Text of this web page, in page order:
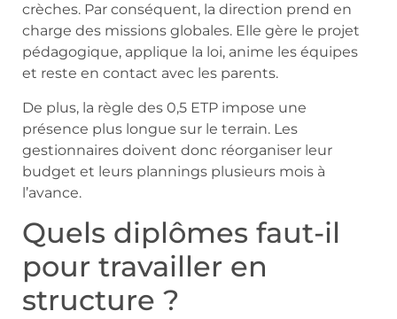
crèches. Par conséquent, la direction prend en
charge des missions globales. Elle gère le projet
pédagogique, applique la loi, anime les équipes
et reste en contact avec les parents.
De plus, la règle des 0,5 ETP impose une
présence plus longue sur le terrain. Les
gestionnaires doivent donc réorganiser leur
budget et leurs plannings plusieurs mois à
l’avance.
Quels diplômes faut-il
pour travailler en
structure ?